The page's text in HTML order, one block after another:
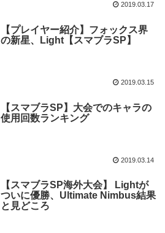
2019.03.17
【プレイヤー紹介】フォックス界
の新星、Light【スマブラSP】
2019.03.15
【スマブラSP】大会でのキャラの
使用回数ランキング
2019.03.14
【スマブラSP海外大会】 Lightが
ついに優勝、Ultimate Nimbus結果
と見どころ